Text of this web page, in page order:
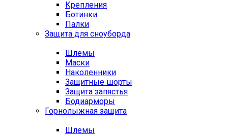
Крепления
Ботинки
Палки
Защита для сноуборда
Шлемы
Маски
Наколенники
Защитные шорты
Защита запястья
Бодиарморы
Горнолыжная защита
Шлемы